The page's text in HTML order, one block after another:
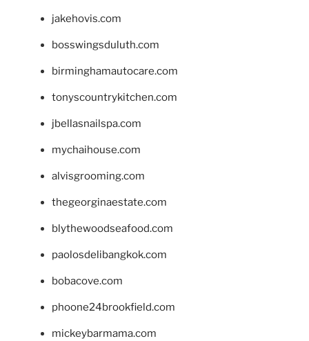
jakehovis.com
bosswingsduluth.com
birminghamautocare.com
tonyscountrykitchen.com
jbellasnailspa.com
mychaihouse.com
alvisgrooming.com
thegeorginaestate.com
blythewoodseafood.com
paolosdelibangkok.com
bobacove.com
phoone24brookfield.com
mickeybarmama.com